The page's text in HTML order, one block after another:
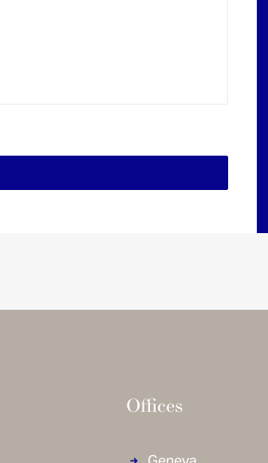
Offices